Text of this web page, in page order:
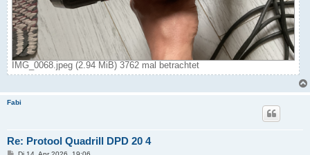
IMG_0068.jpeg (2.94 MiB) 3762 mal betrachtet
Fabi
Re: Protool Quadrill DPD 20 4
B